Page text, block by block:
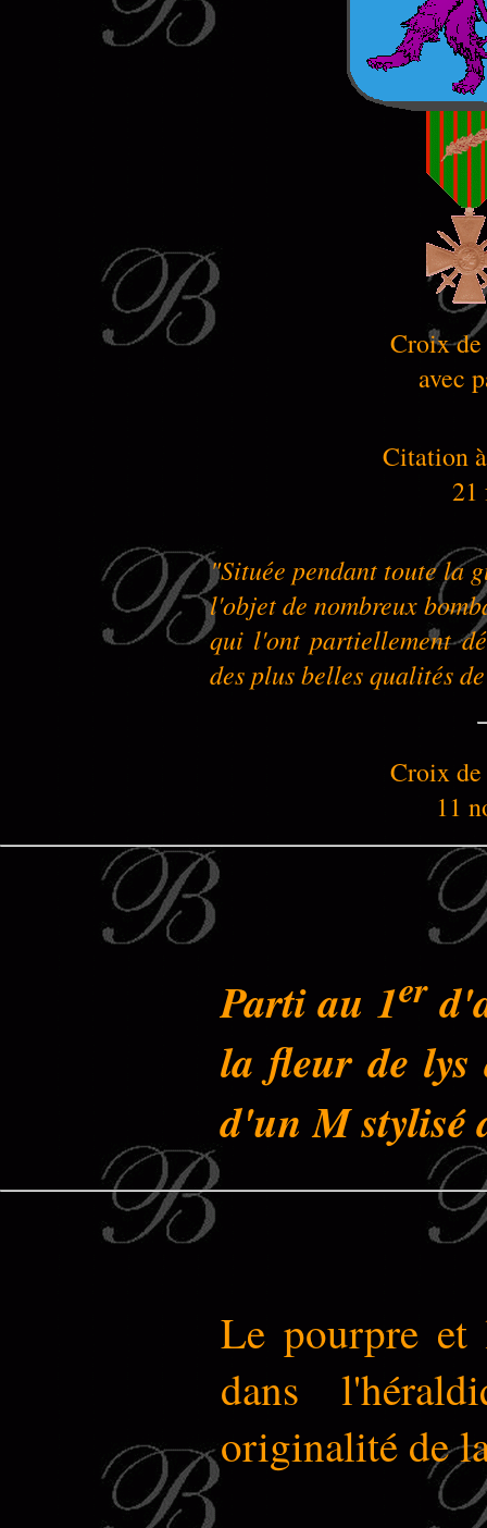
Croix
avec
Citation
21
"Située pendant toute la
l'objet de nombreux
qui l'ont partiellement
des plus belles qualités
Croix
11
Parti au 1er
la fleur de lys
d'un M stylisé
Le pourpre et
dans
originalité de